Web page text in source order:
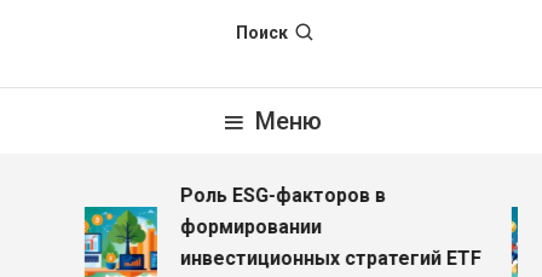
Поиск
Меню
Роль ESG-факторов в
формировании
инвестиционных стратегий ETF